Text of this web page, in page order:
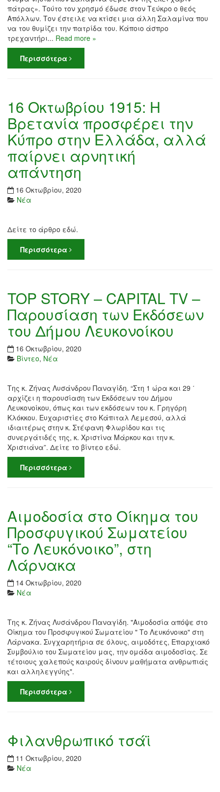
πάτρας». Τούτο τον χρησμό έδωσε στον Τεύκρο ο θεός
Απόλλων. Τον έστειλε να κτίσει μια άλλη Σαλαμίνα που
να του θυμίζει την πατρίδα του. Κάποιο άσπρο
τρεχαντήρι... Read more »
Περισσότερα
16 Οκτωβρίου 1915: Η
Βρετανία προσφέρει την
Κύπρο στην Ελλάδα, αλλά
παίρνει αρνητική
απάντηση
16 Οκτωβρίου, 2020
Νέα
Δείτε το άρθρο εδώ.
Περισσότερα
TOP STORY – CAPITAL TV –
Παρουσίαση των Εκδόσεων
του Δήμου Λευκονοίκου
16 Οκτωβρίου, 2020
Βίντεο, Νέα
Της κ. Ζήνας Λυσάνδρου Παναγίδη. “Στη 1 ώρα και 29 ΄
αρχίζει η παρουσίαση των Εκδόσεων του Δήμου
Λευκονοίκου, όπως και των εκδόσεων του κ. Γρηγόρη
Κλόκκου. Ευχαριστίες στο Κάπιταλ Λεμεσού, αλλά
ιδιαιτέρως στην κ. Στέφανη Φλωρίδου και τις
συνεργάτιδές της, κ. Χριστίνα Μάρκου και την κ.
Χριστιάνα”. Δείτε το βίντεο εδώ.
Περισσότερα
Αιμοδοσία στο Οίκημα του
Προσφυγικού Σωματείου
“Το Λευκόνοικο”, στη
Λάρνακα
14 Οκτωβρίου, 2020
Νέα
Της κ. Ζήνας Λυσάνδρου Παναγίδη. "Αιμοδοσία απόψε στο
Οίκημα του Προσφυγικού Σωματείου " Το Λευκόνοικο" στη
Λάρνακα. Συγχαρητήρια σε όλους, αιμοδότες, Επαρχιακό
Συμβούλιο του Σωματείου μας, την ομάδα αιμοδοσίας. Σε
τέτοιους χαλεπούς καιρούς δίνουν μαθήματα ανθρωπιάς
και αλληλεγγύης".
Περισσότερα
Φιλανθρωπικό τσάϊ
11 Οκτωβρίου, 2020
Νέα